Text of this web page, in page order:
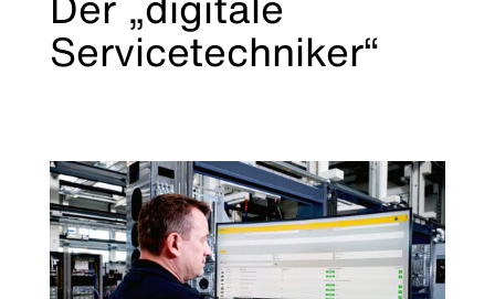
Servicetechniker“